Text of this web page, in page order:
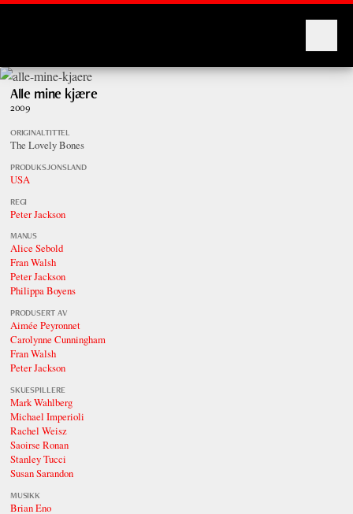
Alle mine kjære
2009
ORIGINALTITTEL
The Lovely Bones
PRODUKSJONSLAND
USA
REGI
Peter Jackson
MANUS
Alice Sebold
Fran Walsh
Peter Jackson
Philippa Boyens
PRODUSERT AV
Aimée Peyronnet
Carolynne Cunningham
Fran Walsh
Peter Jackson
SKUESPILLERE
Mark Wahlberg
Michael Imperioli
Rachel Weisz
Saoirse Ronan
Stanley Tucci
Susan Sarandon
MUSIKK
Brian Eno